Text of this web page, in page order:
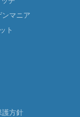
マニア
ト
護方針